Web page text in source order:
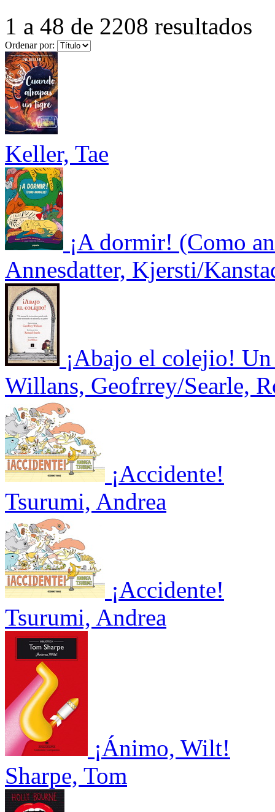
1 a 48 de 2208 resultados
Ordenar por:
Keller, Tae
¡A dormir! (Como
Annesdatter, Kjersti/
¡Abajo el colejio!
Willans, Geofrrey/Searle,
¡Accidente!
Tsurumi, Andrea
¡Accidente!
Tsurumi, Andrea
¡Ánimo, Wilt!
Sharpe, Tom